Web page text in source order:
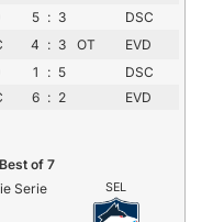
5 : 3
DSC
4 : 3 OT
EVD
1 : 5
DSC
6 : 2 EVD
of 7
SEL
Serie